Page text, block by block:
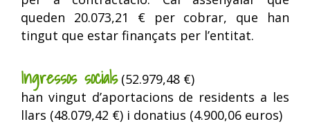
queden 20.073,21 € per cobrar, que han
tingut que estar finançats per l’entitat.
Ingressos socials(52.979,48 €)
han vingut d’aportacions de residents a les
llars (48.079,42 €) i donatius (4.900,06 euros)